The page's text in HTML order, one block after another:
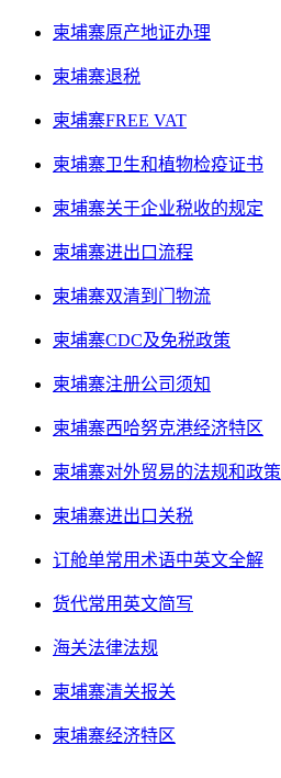
柬埔寨原产地证办理
柬埔寨退税
柬埔寨FREE VAT
柬埔寨卫生和植物检疫证书
柬埔寨关于企业税收的规定
柬埔寨进出口流程
柬埔寨双清到门物流
柬埔寨CDC及免税政策
柬埔寨注册公司须知
柬埔寨西哈努克港经济特区
柬埔寨对外贸易的法规和政策
柬埔寨进出口关税
订舱单常用术语中英文全解
货代常用英文简写
海关法律法规
柬埔寨清关报关
柬埔寨经济特区